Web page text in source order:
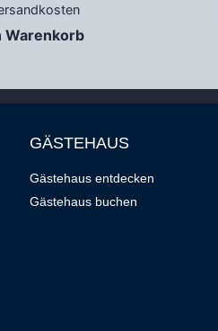
Warenkorb
GÄSTEHAUS
Gästehaus entdecken
Gästehaus buchen